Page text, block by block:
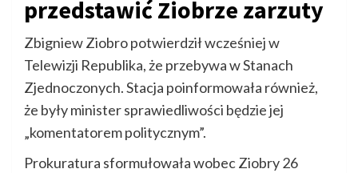
przedstawić Ziobrze zarzuty
Zbigniew Ziobro potwierdził wcześniej w
Telewizji Republika, że przebywa w Stanach
Zjednoczonych. Stacja poinformowała również,
że były minister sprawiedliwości będzie jej
„komentatorem politycznym”.
Prokuratura sformułowała wobec Ziobry 26